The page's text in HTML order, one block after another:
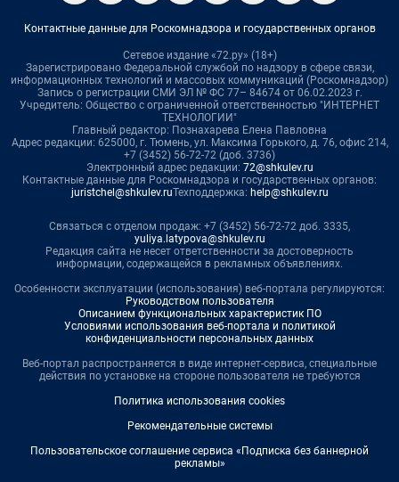
Контактные данные для Роскомнадзора и государственных органов
Сетевое издание «72.ру» (18+)
Зарегистрировано Федеральной службой по надзору в сфере связи,
информационных технологий и массовых коммуникаций (Роскомнадзор)
Запись о регистрации СМИ ЭЛ № ФС 77– 84674 от 06.02.2023 г.
Учредитель: Общество с ограниченной ответственностью "ИНТЕРНЕТ
ТЕХНОЛОГИИ"
Главный редактор: Познахарева Елена Павловна
Адрес редакции: 625000, г. Тюмень, ул. Максима Горького, д. 76, офис 214,
+7 (3452) 56-72-72 (доб. 3736)
Электронный адрес редакции: 72@shkulev.ru
Контактные данные для Роскомнадзора и государственных органов:
juristchel@shkulev.ruТехподдержка: help@shkulev.ru
Связаться с отделом продаж: +7 (3452) 56-72-72 доб. 3335,
yuliya.latypova@shkulev.ru
Редакция сайта не несет ответственности за достоверность
информации, содержащейся в рекламных объявлениях.
Особенности эксплуатации (использования) веб-портала регулируются:
Руководством пользователя
Описанием функциональных характеристик ПО
Условиями использования веб-портала и политикой
конфиденциальности персональных данных
Веб-портал распространяется в виде интернет-сервиса, специальные
действия по установке на стороне пользователя не требуются
Политика использования cookies
Рекомендательные системы
Пользовательское соглашение сервиса «Подписка без баннерной
рекламы»